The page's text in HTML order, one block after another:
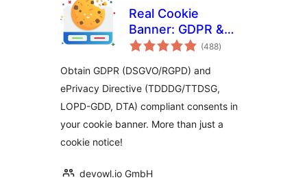
Real Cookie
Banner: GDPR &
ePrivacy Cookie
(488загальний
рейтинг
)
Obtain GDPR (DSGVO/RGPD) and
ePrivacy Directive (TDDDG/TTDSG,
LOPD-GDD, DTA) compliant consents in
your cookie banner. More than just a
cookie notice!
devowl.io GmbH